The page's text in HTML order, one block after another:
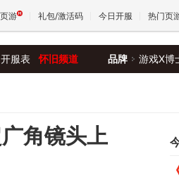
游 礼包/激活码 今日开服 热门页
王权
开服表 怀旧频道 品牌 游戏X博
角镜头上